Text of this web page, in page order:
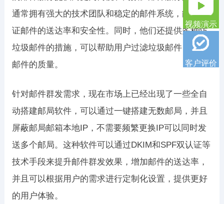
通常拥有强大的技术团队和稳定的邮件系统，能够保
证邮件的送达率和安全性。同时，他们还提供多种防
垃圾邮件的措施，可以帮助用户过滤垃圾邮件，提高
邮件的质量。
针对邮件群发需求，现在市场上已经出现了一些全自
动搭建邮局软件，可以通过一键搭建无数邮局，并且
屏蔽邮局邮箱本地IP，不需要频繁更换IP可以同时发
送多个邮局。这种软件可以通过DKIM和SPF双认证等
技术手段来提升邮件群发效果，增加邮件的送达率，
并且可以根据用户的需求进行定制化设置，提供更好
的用户体验。
视频演示
客户评价